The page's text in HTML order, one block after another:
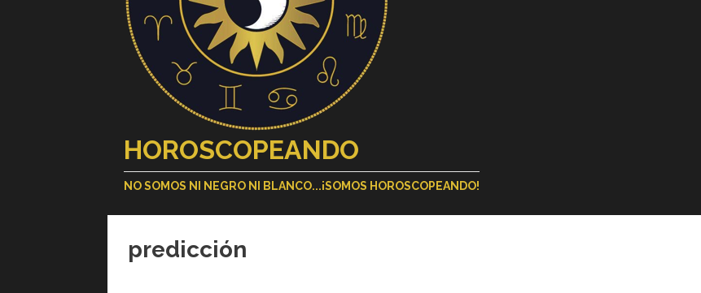
HOROSCOPEANDO
NO SOMOS NI NEGRO NI BLANCO...¡SOMOS HOROSCOPEANDO!
predicción